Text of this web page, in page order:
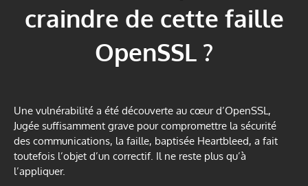
craindre de cette faille
OpenSSL ?
Une vulnérabilité a été découverte au cœur d’OpenSSL,
Jugée suffisamment grave pour compromettre la sécurité
des communications, la faille, baptisée Heartbleed, a fait
toutefois l’objet d’un correctif. Il ne reste plus qu’à
l’appliquer.